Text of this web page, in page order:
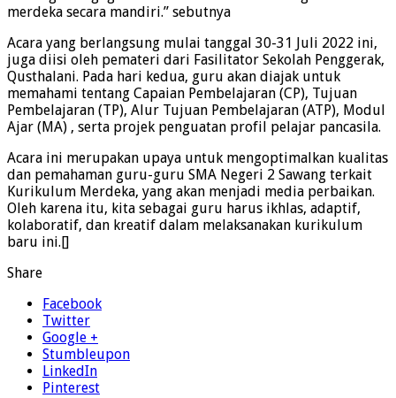
merdeka secara mandiri.” sebutnya
Acara yang berlangsung mulai tanggal 30-31 Juli 2022 ini,
juga diisi oleh pemateri dari Fasilitator Sekolah Penggerak,
Qusthalani. Pada hari kedua, guru akan diajak untuk
memahami tentang Capaian Pembelajaran (CP), Tujuan
Pembelajaran (TP), Alur Tujuan Pembelajaran (ATP), Modul
Ajar (MA) , serta projek penguatan profil pelajar pancasila.
Acara ini merupakan upaya untuk mengoptimalkan kualitas
dan pemahaman guru-guru SMA Negeri 2 Sawang terkait
Kurikulum Merdeka, yang akan menjadi media perbaikan.
Oleh karena itu, kita sebagai guru harus ikhlas, adaptif,
kolaboratif, dan kreatif dalam melaksanakan kurikulum
baru ini.[]
Share
Facebook
Twitter
Google +
Stumbleupon
LinkedIn
Pinterest